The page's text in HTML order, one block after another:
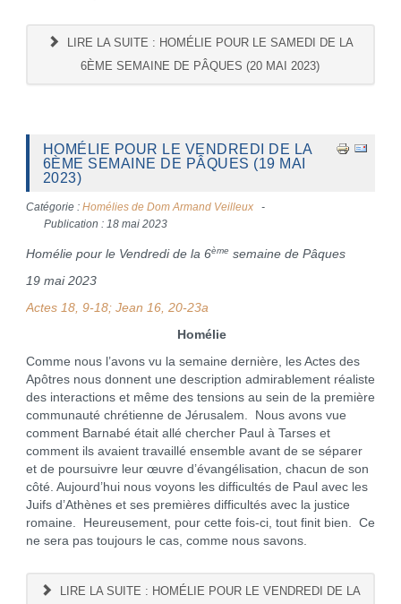
LIRE LA SUITE : HOMÉLIE POUR LE SAMEDI DE LA
6ÈME SEMAINE DE PÂQUES (20 MAI 2023)
HOMÉLIE POUR LE VENDREDI DE LA
6ÈME SEMAINE DE PÂQUES (19 MAI
2023)
Catégorie : Homélies de Dom Armand Veilleux
Publication : 18 mai 2023
Homélie pour le Vendredi de la 6ème semaine de Pâques
19 mai 2023
Actes 18, 9-18; Jean 16, 20-23a
Homélie
Comme nous l’avons vu la semaine dernière, les Actes des
Apôtres nous donnent une description admirablement réaliste
des interactions et même des tensions au sein de la première
communauté chrétienne de Jérusalem. Nous avons vue
comment Barnabé était allé chercher Paul à Tarses et
comment ils avaient travaillé ensemble avant de se séparer
et de poursuivre leur œuvre d’évangélisation, chacun de son
côté. Aujourd’hui nous voyons les difficultés de Paul avec les
Juifs d’Athènes et ses premières difficultés avec la justice
romaine. Heureusement, pour cette fois-ci, tout finit bien. Ce
ne sera pas toujours le cas, comme nous savons.
LIRE LA SUITE : HOMÉLIE POUR LE VENDREDI DE LA